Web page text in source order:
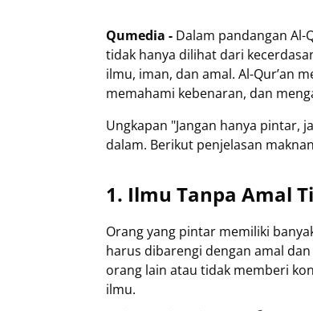
Qumedia - Dalam pandangan Al-
tidak hanya dilihat dari
ilmu, iman, dan amal. Al-Qur’an
memahami kebenaran, dan
Ungkapan "Jangan hanya pintar,
dalam. Berikut penjelasan
1. Ilmu Tanpa Amal
Orang yang pintar memiliki
harus dibarengi dengan amal
orang lain atau tidak memberi
ilmu.